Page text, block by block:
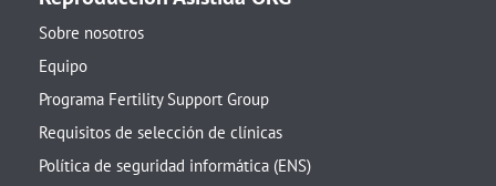
Sobre nosotros
Equipo
Programa Fertility Support Group
Requisitos de selección de clínicas
Política de seguridad informática (ENS)